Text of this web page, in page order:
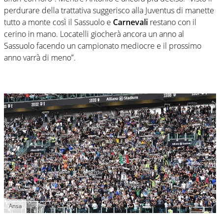
perdurare della trattativa suggerisco alla Juventus di manette
tutto a monte così il Sassuolo e Carnevali restano con il
cerino in mano. Locatelli giocherà ancora un anno al
Sassuolo facendo un campionato mediocre e il prossimo
anno varrà di meno”.
Ansa